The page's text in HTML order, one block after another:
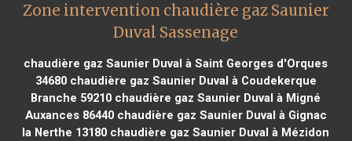
Zone intervention chaudière gaz Saunier
Duval Sassenage
chaudière gaz Saunier Duval à Saint Georges d'Orques
34680chaudière gaz Saunier Duval à Coudekerque
Branche 59210 chaudière gaz Saunier Duval à Migné
Auxances 86440chaudière gaz Saunier Duval à Gignac
la Nerthe 13180 chaudière gaz Saunier Duval à Mézidon